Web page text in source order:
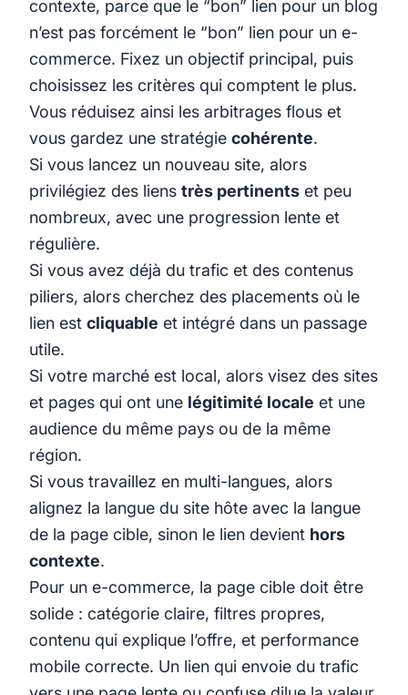
contexte, parce que le “bon” lien pour un blog
n’est pas forcément le “bon” lien pour un e-
commerce. Fixez un objectif principal, puis
choisissez les critères qui comptent le plus.
Vous réduisez ainsi les arbitrages flous et
vous gardez une stratégie cohérente.
Si vous lancez un nouveau site, alors
privilégiez des liens très pertinents et peu
nombreux, avec une progression lente et
régulière.
Si vous avez déjà du trafic et des contenus
piliers, alors cherchez des placements où le
lien est cliquable et intégré dans un passage
utile.
Si votre marché est local, alors visez des sites
et pages qui ont une légitimité locale et une
audience du même pays ou de la même
région.
Si vous travaillez en multi-langues, alors
alignez la langue du site hôte avec la langue
de la page cible, sinon le lien devient hors
contexte.
Pour un e-commerce, la page cible doit être
solide : catégorie claire, filtres propres,
contenu qui explique l’offre, et performance
mobile correcte. Un lien qui envoie du trafic